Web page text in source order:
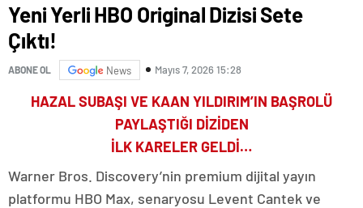
Yeni Yerli HBO Original Dizisi Sete
Çıktı!
ABONE OL News Mayıs 7, 2026 15:28
HAZAL SUBAŞI VE KAAN YILDIRIM’IN BAŞROLÜ
PAYLAŞTIĞI DİZİDEN
İLK KARELER GELDİ…
Warner Bros. Discovery’nin premium dijital yayın
platformu HBO Max, senaryosu Levent Cantek ve